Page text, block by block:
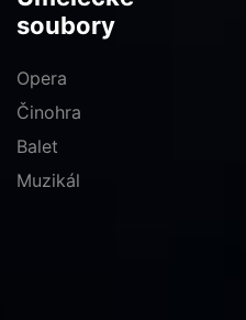
soubory
Opera
Činohra
Balet
Muzikál